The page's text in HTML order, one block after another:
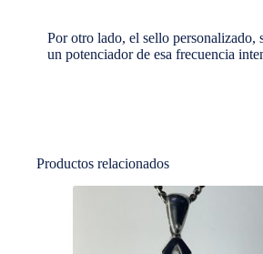
Por otro lado, el sello personalizado,
un potenciador de esa frecuencia
Productos relacionados